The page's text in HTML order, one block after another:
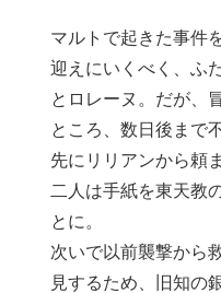
マルトで起きた事件
迎えにいくべく、ふ
とロレーヌ。だが、
ところ、数日後まで
先にリリアンから頼
二人は手紙を東天教
とに。
次いで以前襲撃から
見するため、旧知の